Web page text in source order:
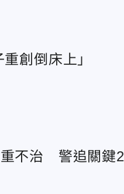
創倒床上」
重不治 警追關鍵